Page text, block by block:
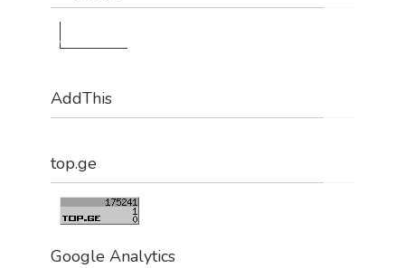
AddThis
top.ge
Google Analytics